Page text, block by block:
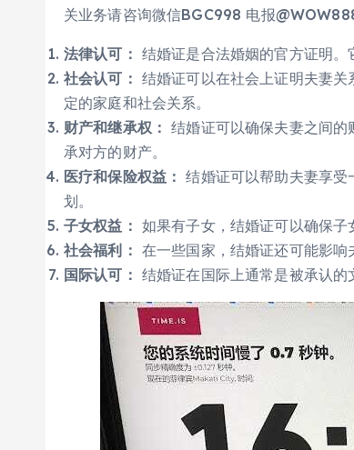
关业务请咨询微信BGC998 电报
法律认可： 结婚证是合法婚姻的官方证明。
社会认可： 结婚证可以在社会上证明夫妻
定的家庭和社会关系。
财产和继承权： 结婚证可以确保夫妻之间
承对方的财产。
医疗和保险权益： 结婚证可以帮助夫妻享
划。
子女权益： 如果有子女，结婚证可以确保子
社会福利： 在一些国家，结婚证还可能影响
国际认可： 结婚证在国际上通常是被承认的